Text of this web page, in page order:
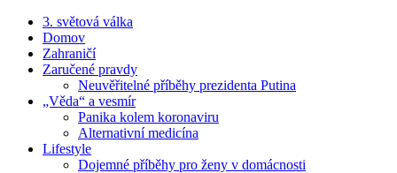
3. světová válka
Domov
Zahraničí
Zaručené pravdy
Neuvěřitelné příběhy prezidenta Putina
„Věda“ a vesmír
Panika kolem koronaviru
Alternativní medicína
Lifestyle
Dojemné příběhy pro ženy v domácnosti